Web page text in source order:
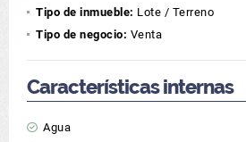
Tipo de inmueble: Lote / Terreno
Tipo de negocio: Venta
Características internas
Agua